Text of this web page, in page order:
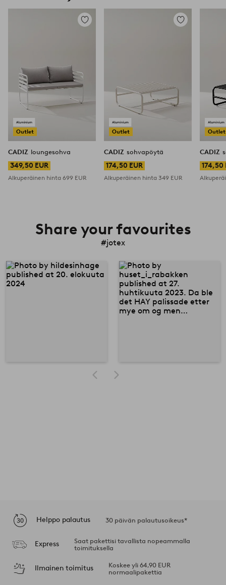
Outlet
Lisää
CADIZ loungesohva
349,50 EUR
Alkuperäinen hinta 699 EUR
Outlet
Lisää
CADIZ sohvapöytä
174,50 EUR
Alkuperäinen hinta349 EUR
Outlet
CADIZ
174,50
Share your favourites
#jotex
Helppo palautus 30 päivän palautusoikeus*
Express
Saat pakettisi tavallista nopeammalla
toimituksella
Ilmainen toimitus
Koskee yli 64,90 EUR
normaalipakettia